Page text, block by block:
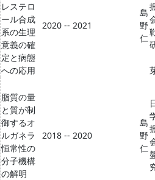
レステロ
ール合成
系の生理
意義の確
定と病態
への応用
2020 -- 2021
島
野
仁
脂質の量
と質が制
御するオ
ルガネラ
恒常性の
分子機構
の解明
2018 -- 2020
島
野
仁